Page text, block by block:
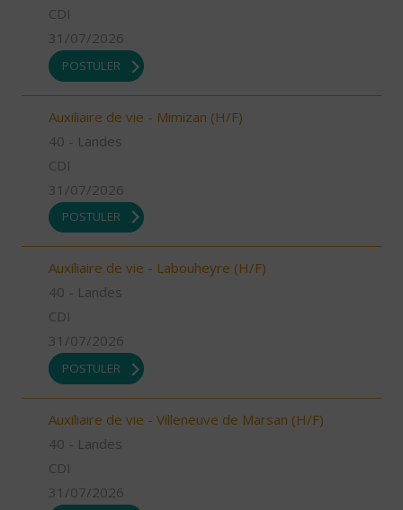
CDI
31/07/2026
POSTULER
Auxiliaire de vie - Mimizan (H/F)
40 - Landes
CDI
31/07/2026
POSTULER
Auxiliaire de vie - Labouheyre (H/F)
40 - Landes
CDI
31/07/2026
POSTULER
Auxiliaire de vie - Villeneuve de Marsan (H/F)
40 - Landes
CDI
31/07/2026